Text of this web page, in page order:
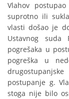
Vlahov
suprotno ili
vlasti došao je
Ustavnog
pogrešaka u
pogreška u
postupanje g.
stoga nije bilo